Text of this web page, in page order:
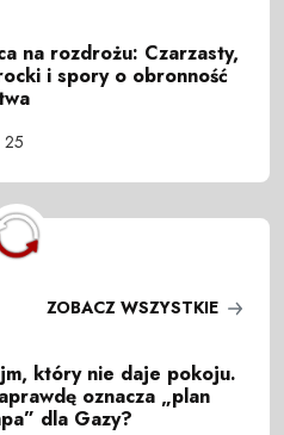
na rozdrożu: Czarzasty,
i spory o obronność
25
ZOBACZ WSZYSTKIE
który nie daje pokoju.
oznacza „plan
dla Gazy?